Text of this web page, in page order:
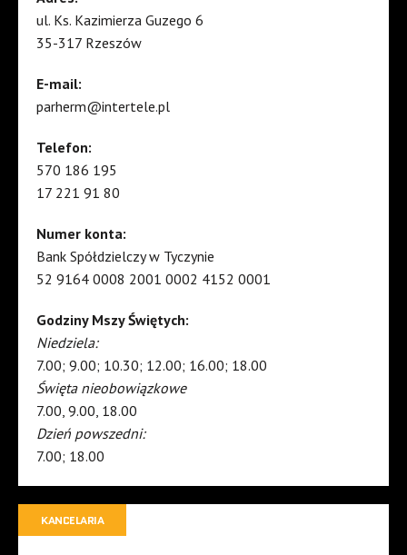
ul. Ks. Kazimierza Guzego 6
35-317 Rzeszów
E-mail:
parherm@intertele.pl
Telefon:
570 186 195
17 221 91 80
Numer konta:
Bank Spółdzielczy w Tyczynie
52 9164 0008 2001 0002 4152 0001
Godziny Mszy Świętych:
Niedziela:
7.00; 9.00; 10.30; 12.00; 16.00; 18.00
Święta nieobowiązkowe
7.00, 9.00, 18.00
Dzień powszedni:
7.00; 18.00
KANCELARIA